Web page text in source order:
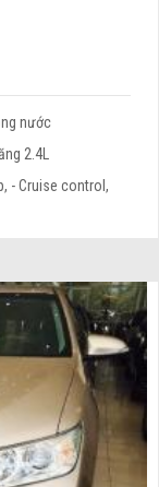
nước
2.4L
- Cruise control,